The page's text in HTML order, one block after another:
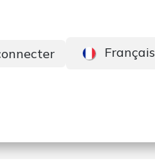
Français